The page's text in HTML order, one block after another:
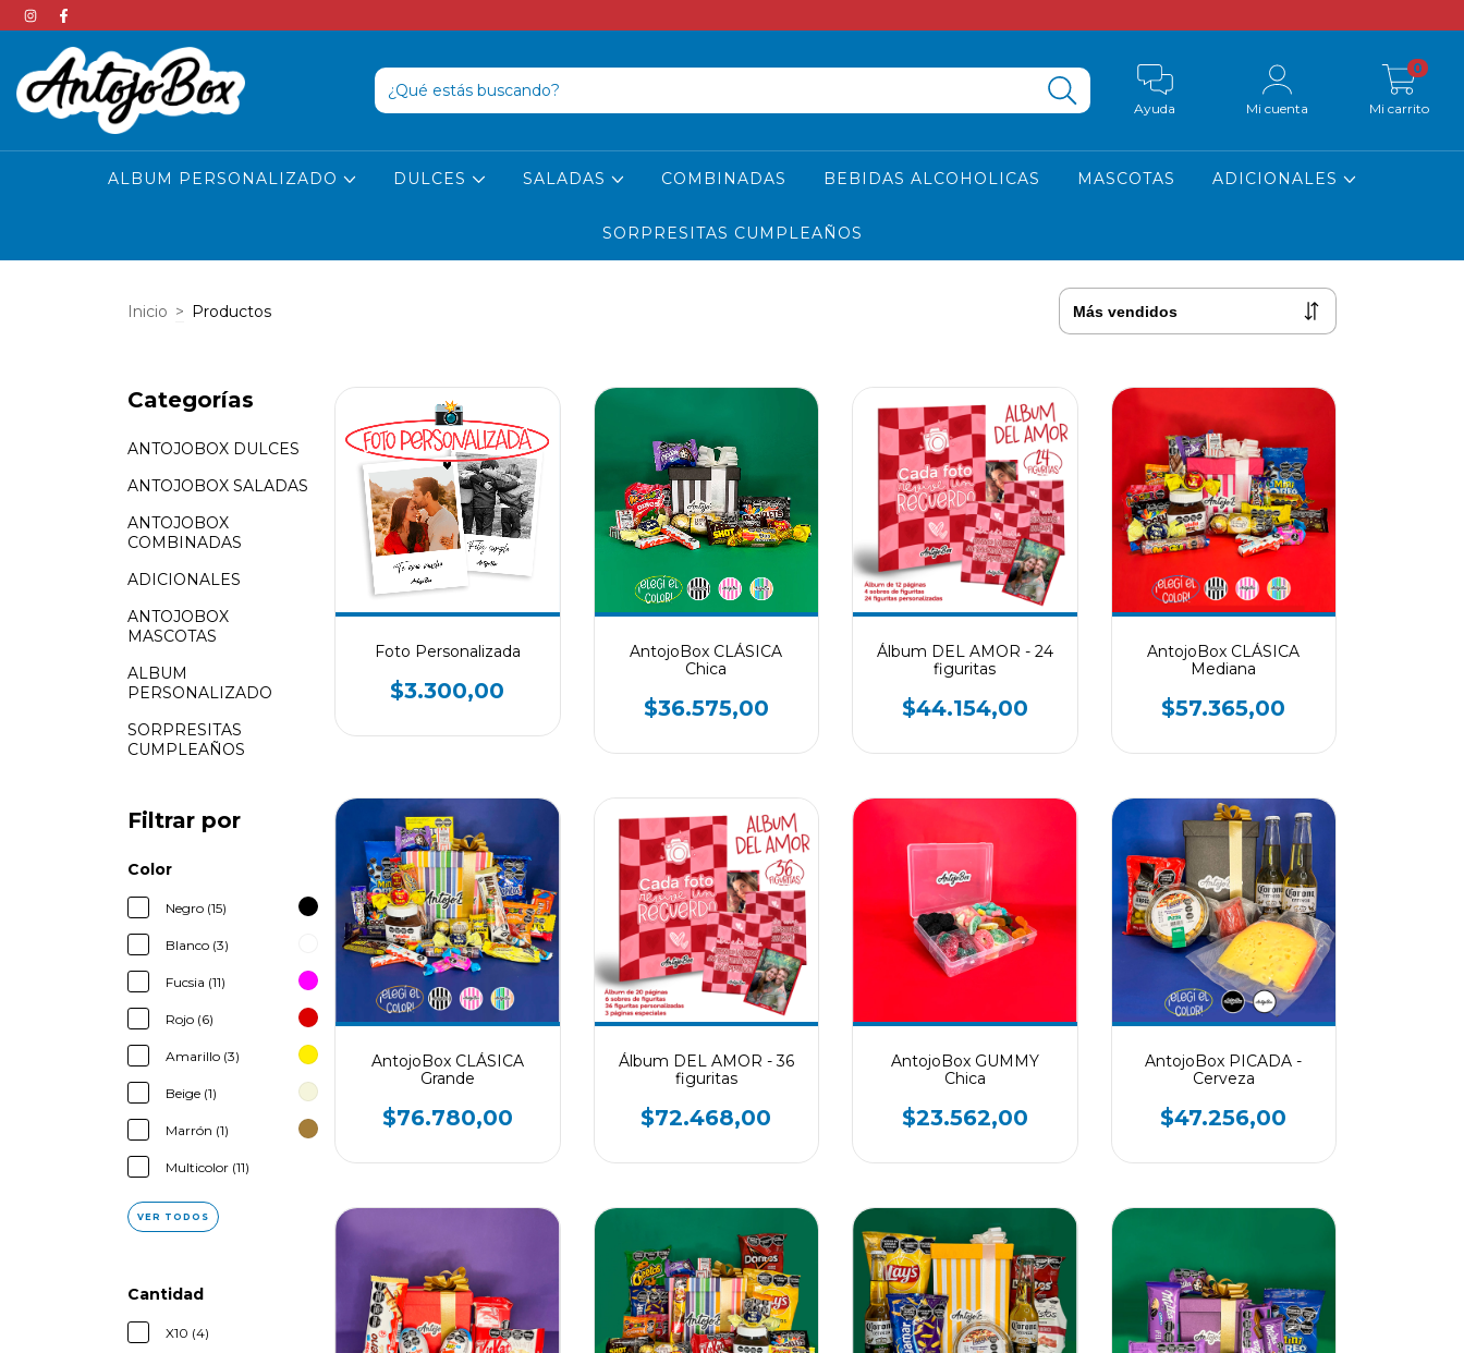
Ayuda Mi cuenta Mi carrito
0
ALBUM PERSONALIZADO DULCES SALADAS COMBINADAS BEBIDAS ALCOHOLICAS MASCOTAS ADICIONALES
SORPRESITAS CUMPLEAÑOS
Inicio > Productos
Categorías
ANTOJOBOX DULCES
ANTOJOBOX SALADAS
ANTOJOBOX
COMBINADAS
ADICIONALES
ANTOJOBOX
MASCOTAS
ALBUM
PERSONALIZADO
SORPRESITAS
CUMPLEAÑOS
Filtrar por
Color
Negro (15)
Blanco (3)
Fucsia (11)
Rojo (6)
Amarillo (3)
Beige (1)
Marrón (1)
Multicolor (11)
VER TODOS
Cantidad
X10 (4)
Foto Personalizada
$3.300,00
AntojoBox CLÁSICA
Chica
$36.575,00
Álbum DEL AMOR - 24
figuritas
$44.154,00
AntojoBox CLÁSICA
Mediana
$57.365,00
AntojoBox CLÁSICA
Grande
$76.780,00
Álbum DEL AMOR - 36
figuritas
$72.468,00
AntojoBox GUMMY
Chica
$23.562,00
AntojoBox PICADA -
Cerveza
$47.256,00